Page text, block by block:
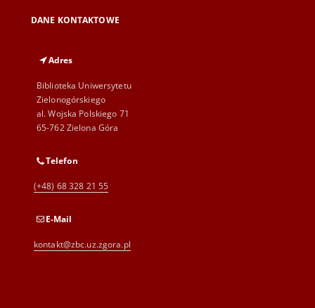
DANE KONTAKTOWE
Adres
Biblioteka Uniwersytetu
Zielonogórskiego
al. Wojska Polskiego 71
65-762 Zielona Góra
Telefon
(+48) 68 328 21 55
E-Mail
kontakt@zbc.uz.zgora.pl